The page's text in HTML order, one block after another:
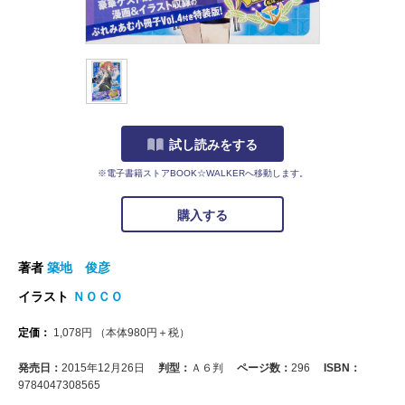
試し読みをする
※電子書籍ストアBOOK☆WALKERへ移動します。
購入する
著者 築地 俊彦
イラスト ＮＯＣＯ
定価： 1,078円 （本体980円＋税）
発売日： 2015年12月26日 判型： Ａ６判 ページ数： 296
ISBN：
9784047308565